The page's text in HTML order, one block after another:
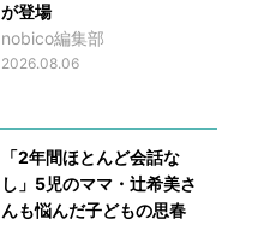
が登場
nobico編集部
2026.08.06
「2年間ほとんど会話な
し」5児のママ・辻希美さ
んも悩んだ子どもの思春